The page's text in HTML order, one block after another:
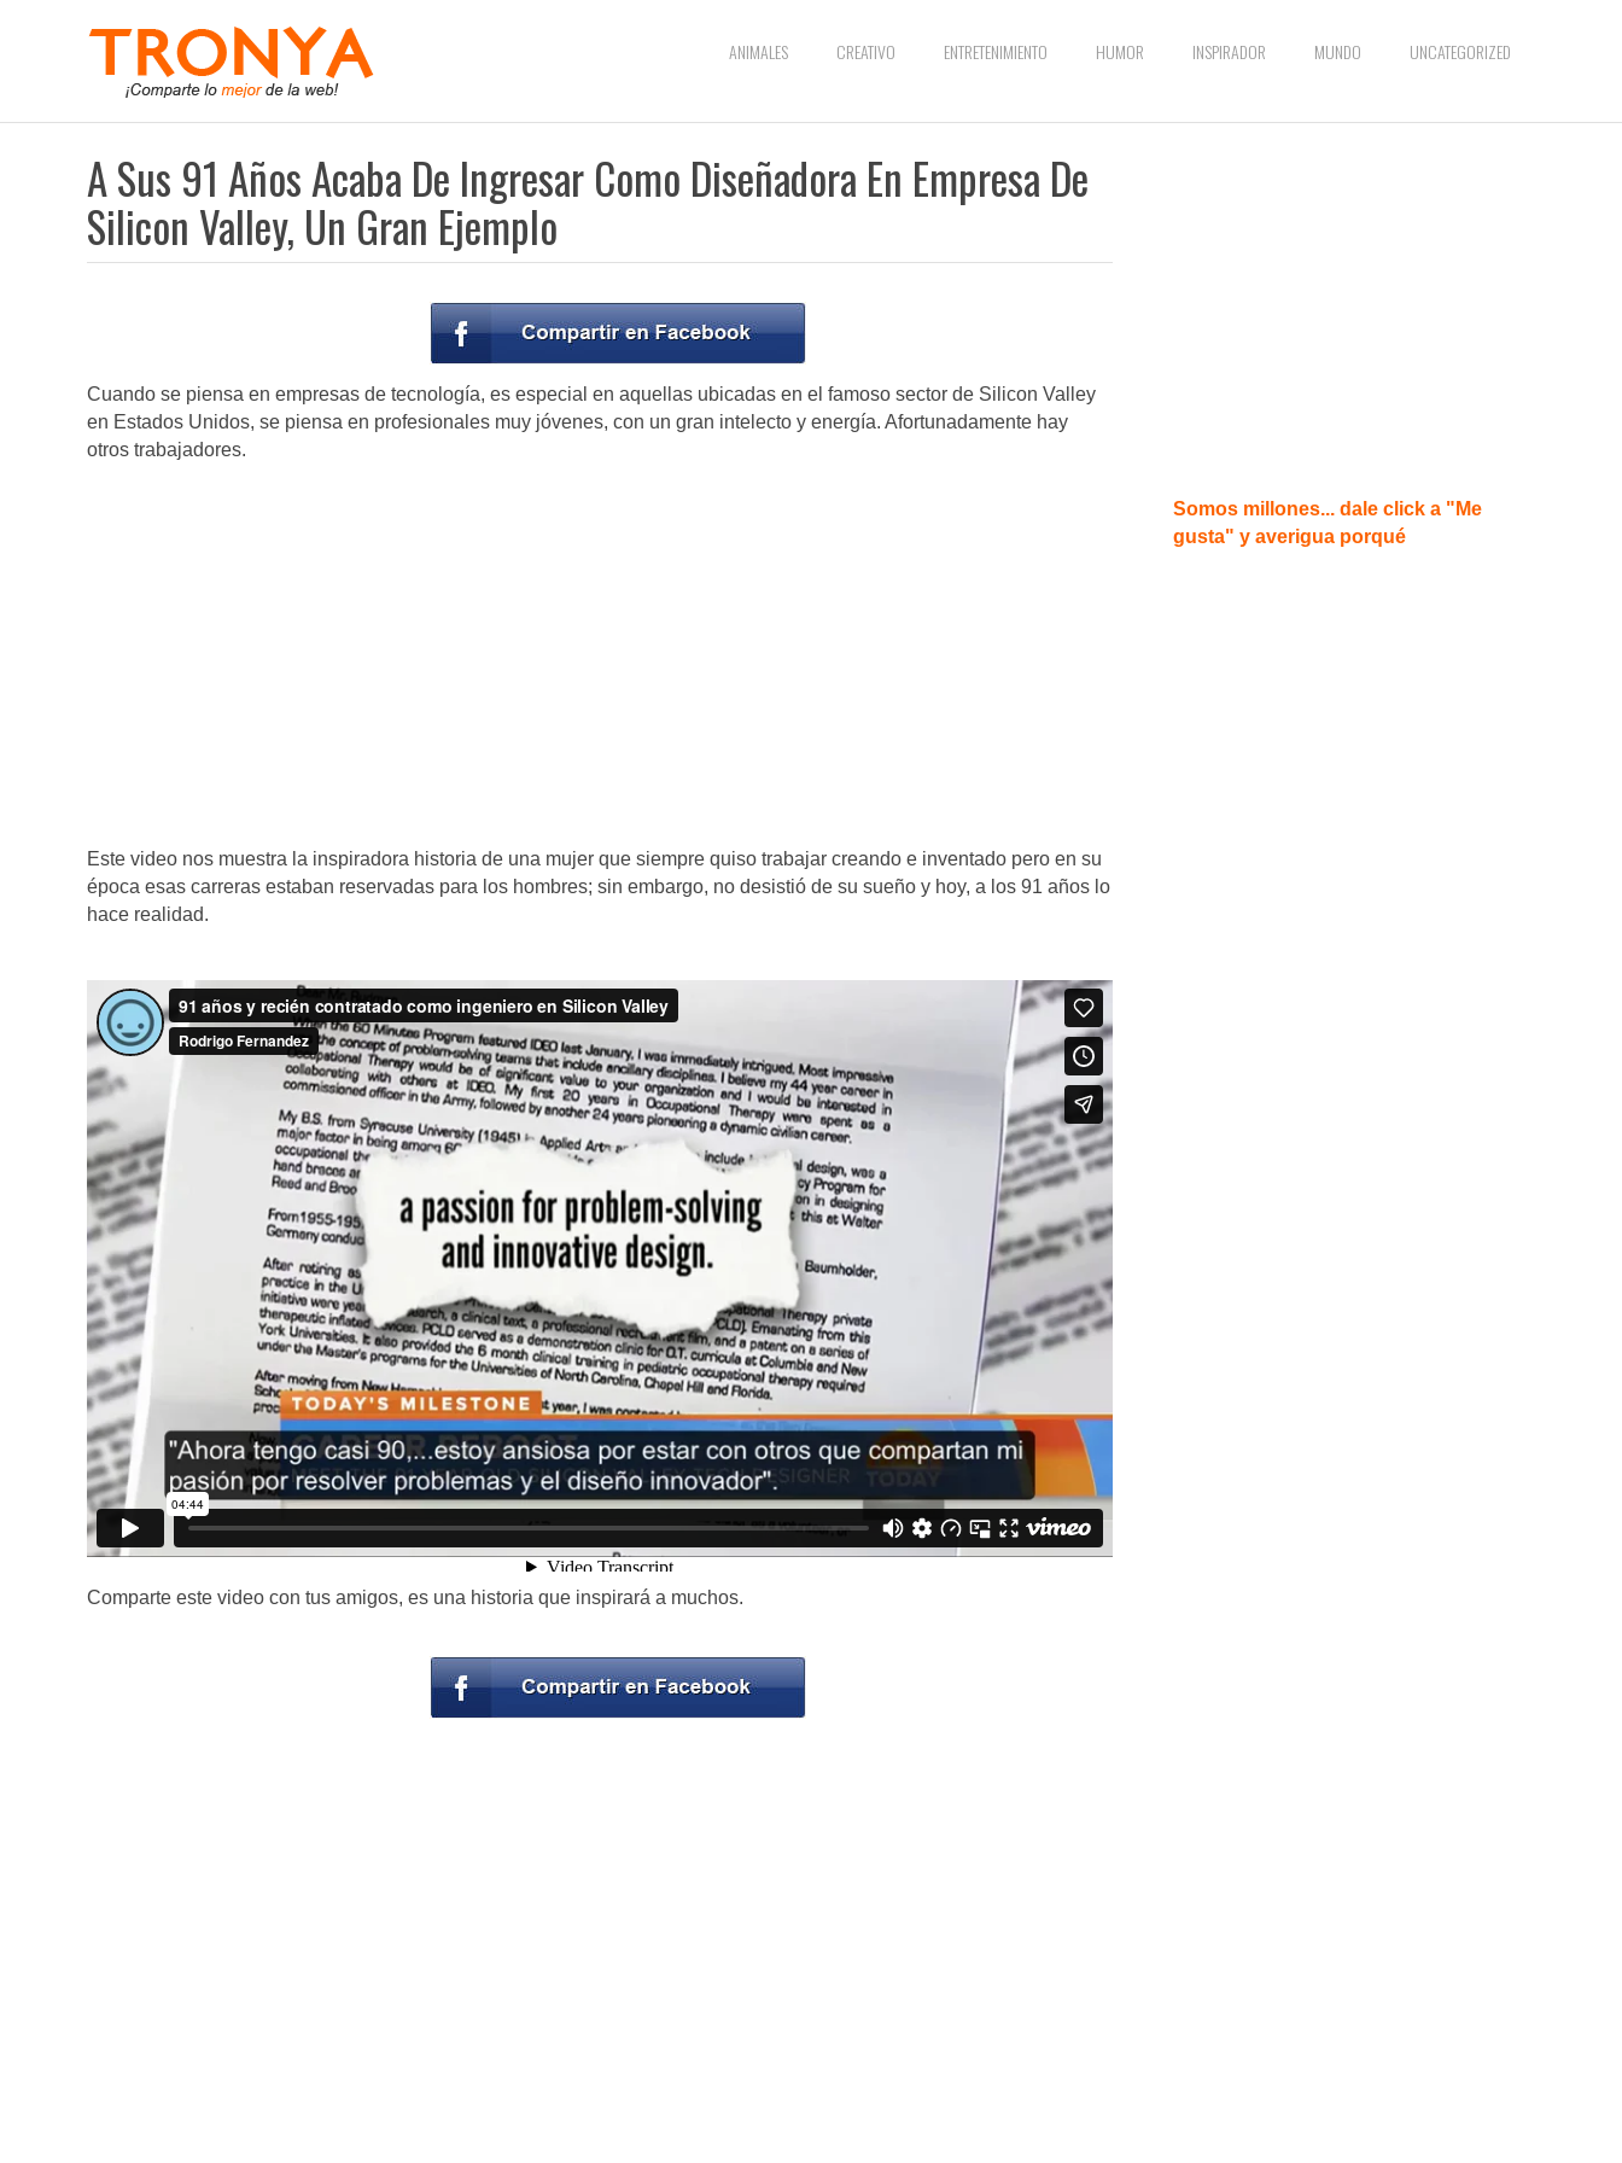
ANIMALES CREATIVO ENTRETENIMIENTO HUMOR INSPIRADOR MUNDO UNCATEGORIZED
A Sus 91 Años Acaba De Ingresar Como Diseñadora En Empresa De
Silicon Valley, Un Gran Ejemplo
Cuando se piensa en empresas de tecnología, es especial en aquellas ubicadas en el famoso sector de Silicon Valley
en Estados Unidos, se piensa en profesionales muy jóvenes, con un gran intelecto y energía. Afortunadamente hay
otros trabajadores.
Este video nos muestra la inspiradora historia de una mujer que siempre quiso trabajar creando e inventado pero en su
época esas carreras estaban reservadas para los hombres; sin embargo, no desistió de su sueño y hoy, a los 91 años lo
hace realidad.
Comparte este video con tus amigos, es una historia que inspirará a muchos.
Somos millones... dale click a "Me
gusta" y averigua porqué